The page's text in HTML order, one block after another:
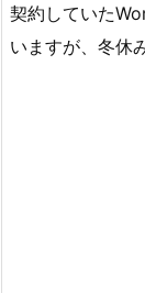
契約していた
いますが、冬休